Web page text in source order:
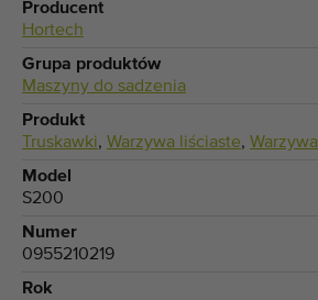
Producent
Hortech
Grupa produktów
Maszyny do sadzenia
Produkt
Truskawki, Warzywa liściaste, Warzywa
Model
S200
Numer
0955210219
Rok